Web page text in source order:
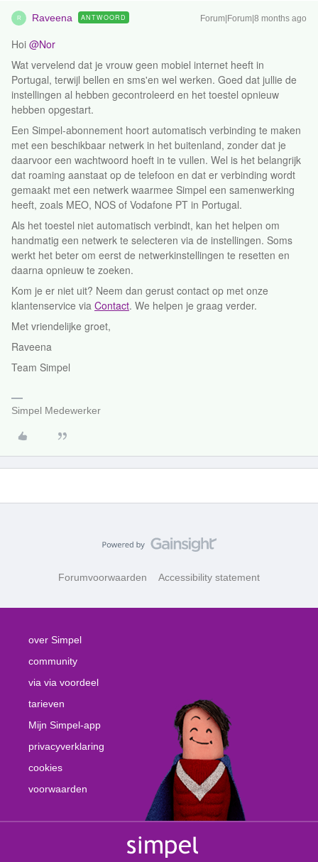
R Raveena ANTWOORD Forum|Forum|8 months ago
Hoi ​ @Nor
Wat vervelend dat je vrouw geen mobiel internet heeft in
Portugal, terwijl bellen en sms'en wel werken. Goed dat jullie de
instellingen al hebben gecontroleerd en het toestel opnieuw
hebben opgestart.
Een Simpel-abonnement hoort automatisch verbinding te maken
met een beschikbaar netwerk in het buitenland, zonder dat je
daarvoor een wachtwoord hoeft in te vullen. Wel is het belangrijk
dat roaming aanstaat op de telefoon en dat er verbinding wordt
gemaakt met een netwerk waarmee Simpel een samenwerking
heeft, zoals MEO, NOS of Vodafone PT in Portugal.
Als het toestel niet automatisch verbindt, kan het helpen om
handmatig een netwerk te selecteren via de instellingen. Soms
werkt het beter om eerst de netwerkinstellingen te resetten en
daarna opnieuw te zoeken.
Kom je er niet uit? Neem dan gerust contact op met onze
klantenservice via Contact. We helpen je graag verder.
Met vriendelijke groet,
Raveena
Team Simpel
Simpel Medewerker
Forumvoorwaarden Accessibility statement
over Simpel
community
via via voordeel
tarieven
Mijn Simpel-app
privacyverklaring
cookies
voorwaarden